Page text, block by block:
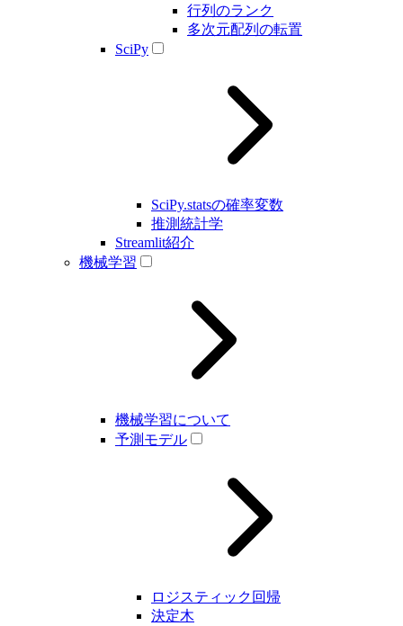
行列のランク
多次元配列の転置
SciPy
SciPy.statsの確率変数
推測統計学
Streamlit紹介
機械学習
機械学習について
予測モデル
ロジスティック回帰
決定木